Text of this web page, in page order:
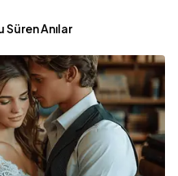
Anılar